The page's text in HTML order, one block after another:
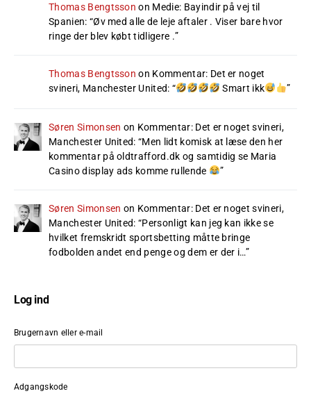
Thomas Bengtsson on Medie: Bayindir på vej til
Spanien: “Øv med alle de leje aftaler . Viser bare hvor
ringe der blev købt tidligere .”
Thomas Bengtsson on Kommentar: Det er noget
svineri, Manchester United: “ Smart ikk ”
Søren Simonsen on Kommentar: Det er noget svineri,
Manchester United: “Men lidt komisk at læse den her
kommentar på oldtrafford.dk og samtidig se Maria
Casino display ads komme rullende
”
Søren Simonsen on Kommentar: Det er noget svineri,
Manchester United: “Personligt kan jeg kan ikke se
hvilket fremskridt sportsbetting måtte bringe
fodbolden andet end penge og dem er der i…”
Log ind
Brugernavn eller e-mail
Adgangskode